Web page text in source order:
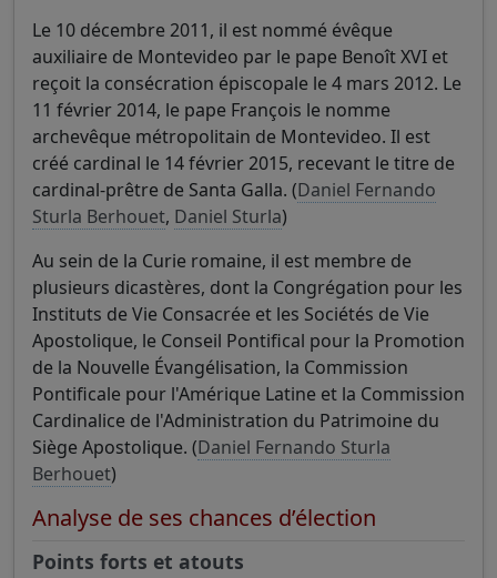
Le 10 décembre 2011, il est nommé évêque
auxiliaire de Montevideo par le pape Benoît XVI et
reçoit la consécration épiscopale le 4 mars 2012. Le
11 février 2014, le pape François le nomme
archevêque métropolitain de Montevideo. Il est
créé cardinal le 14 février 2015, recevant le titre de
cardinal-prêtre de Santa Galla. (Daniel Fernando
Sturla Berhouet, Daniel Sturla)
Au sein de la Curie romaine, il est membre de
plusieurs dicastères, dont la Congrégation pour les
Instituts de Vie Consacrée et les Sociétés de Vie
Apostolique, le Conseil Pontifical pour la Promotion
de la Nouvelle Évangélisation, la Commission
Pontificale pour l'Amérique Latine et la Commission
Cardinalice de l'Administration du Patrimoine du
Siège Apostolique. (Daniel Fernando Sturla
Berhouet)
Analyse de ses chances d’élection
Points forts et atouts